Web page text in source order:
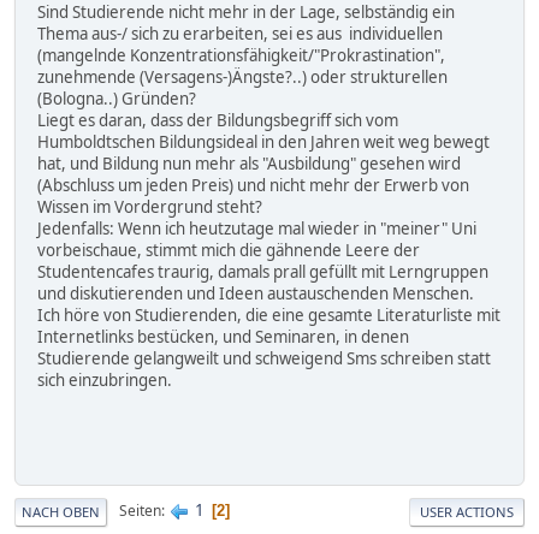
Sind Studierende nicht mehr in der Lage, selbständig ein
Thema aus-/ sich zu erarbeiten, sei es aus individuellen
(mangelnde Konzentrationsfähigkeit/"Prokrastination",
zunehmende (Versagens-)Ängste?..) oder strukturellen
(Bologna..) Gründen?
Liegt es daran, dass der Bildungsbegriff sich vom
Humboldtschen Bildungsideal in den Jahren weit weg bewegt
hat, und Bildung nun mehr als "Ausbildung" gesehen wird
(Abschluss um jeden Preis) und nicht mehr der Erwerb von
Wissen im Vordergrund steht?
Jedenfalls: Wenn ich heutzutage mal wieder in "meiner" Uni
vorbeischaue, stimmt mich die gähnende Leere der
Studentencafes traurig, damals prall gefüllt mit Lerngruppen
und diskutierenden und Ideen austauschenden Menschen.
Ich höre von Studierenden, die eine gesamte Literaturliste mit
Internetlinks bestücken, und Seminaren, in denen
Studierende gelangweilt und schweigend Sms schreiben statt
sich einzubringen.
NACH OBEN Seiten 1 2 USER ACTIONS